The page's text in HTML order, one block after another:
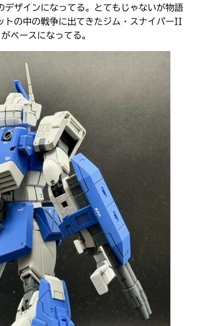
ザインになってる。とてもじゃないが物語
の中の戦争に出てきたジム・スナイパーII
ベースになってる。